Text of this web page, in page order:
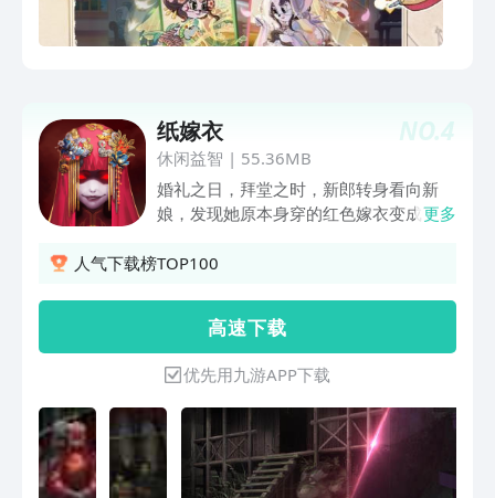
NO.4
纸嫁衣
休闲益智 | 55.36MB
婚礼之日，拜堂之时，新郎转身看向新
娘，发现她原本身穿的红色嫁衣变成了白
真相的过程中不断遇到诡异之事，逐渐了
更多
人气下载榜TOP100
高 速 下 载
优先用九游APP下载